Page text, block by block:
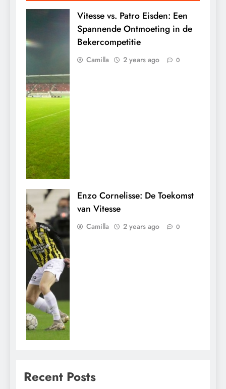
Vitesse vs. Patro Eisden: Een
Spannende Ontmoeting in de
Bekercompetitie
Camilla 2 years ago 0
Enzo Cornelisse: De Toekomst
van Vitesse
Camilla 2 years ago 0
Recent Posts